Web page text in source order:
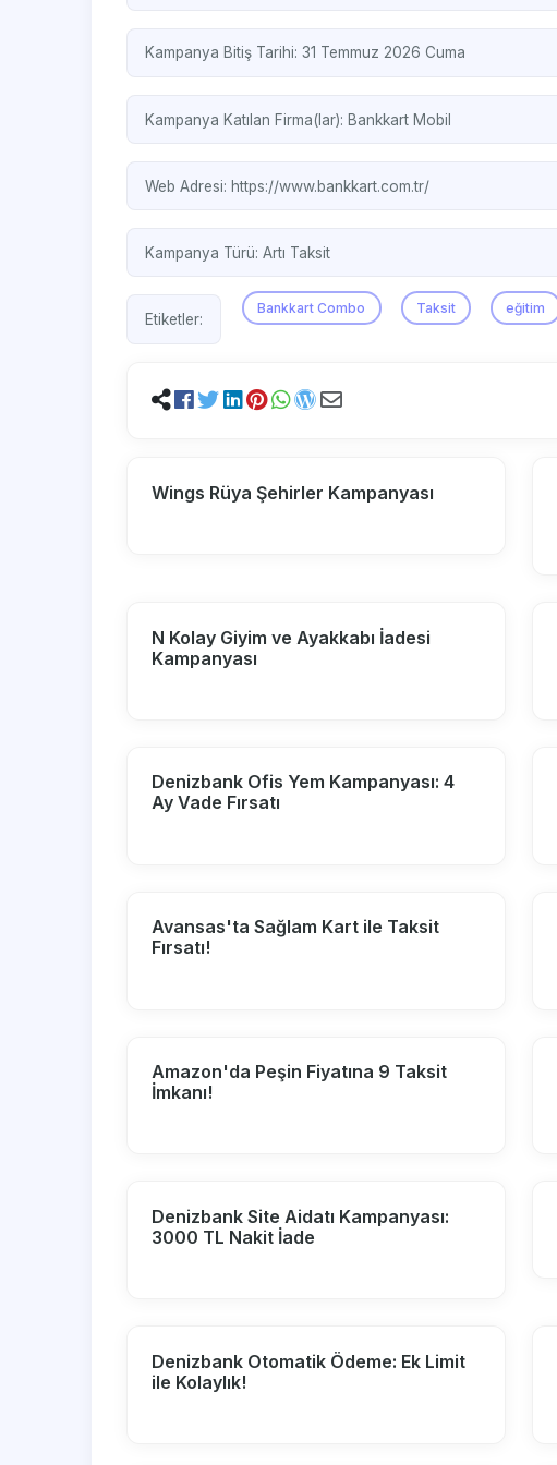
Kampanya Bitiş Tarihi: 31 Temmuz 2026 Cuma
Kampanya Katılan Firma(lar): Bankkart Mobil
Web Adresi: https://www.bankkart.com.tr/
Kampanya Türü: Artı Taksit
Etiketler:
Bankkart Combo Taksit eğitim
Wings Rüya Şehirler Kampanyası
N Kolay Giyim ve Ayakkabı İadesi
Kampanyası
Denizbank Ofis Yem Kampanyası: 4
Ay Vade Fırsatı
Avansas'ta Sağlam Kart ile Taksit
Fırsatı!
Amazon'da Peşin Fiyatına 9 Taksit
İmkanı!
Denizbank Site Aidatı Kampanyası:
3000 TL Nakit İade
Denizbank Otomatik Ödeme: Ek Limit
ile Kolaylık!